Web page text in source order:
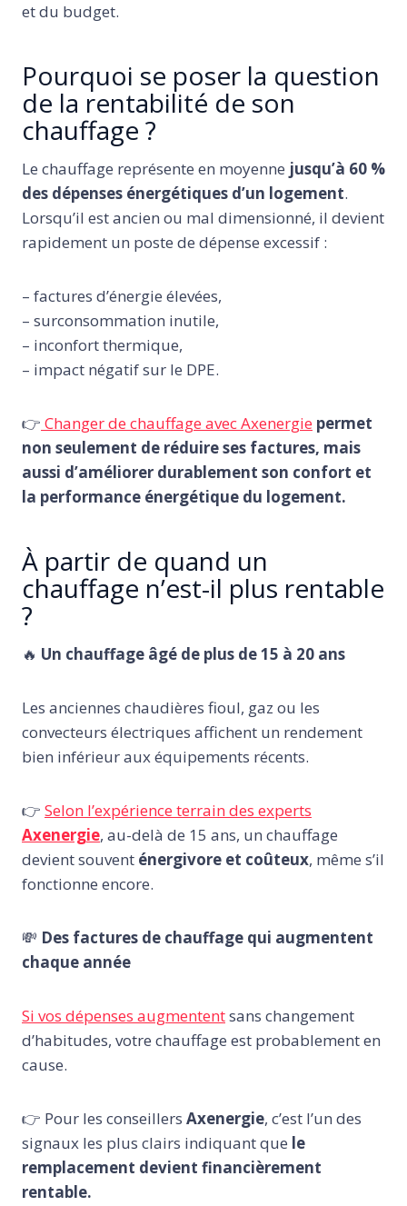
et du budget.
Pourquoi se poser la question
de la rentabilité de son
chauffage ?
Le chauffage représente en moyenne jusqu’à 60 %
des dépenses énergétiques d’un logement.
Lorsqu’il est ancien ou mal dimensionné, il devient
rapidement un poste de dépense excessif :
– factures d’énergie élevées,
– surconsommation inutile,
– inconfort thermique,
– impact négatif sur le DPE.
👉 Changer de chauffage avec Axenergie permet
non seulement de réduire ses factures, mais
aussi d’améliorer durablement son confort et
la performance énergétique du logement.
À partir de quand un
chauffage n’est-il plus rentable
?
🔥 Un chauffage âgé de plus de 15 à 20 ans
Les anciennes chaudières fioul, gaz ou les
convecteurs électriques affichent un rendement
bien inférieur aux équipements récents.
👉 Selon l’expérience terrain des experts
Axenergie, au-delà de 15 ans, un chauffage
devient souvent énergivore et coûteux, même s’il
fonctionne encore.
💸 Des factures de chauffage qui augmentent
chaque année
Si vos dépenses augmententsans changement
d’habitudes, votre chauffage est probablement en
cause.
👉 Pour les conseillers Axenergie, c’est l’un des
signaux les plus clairs indiquant que le
remplacement devient financièrement
rentable.